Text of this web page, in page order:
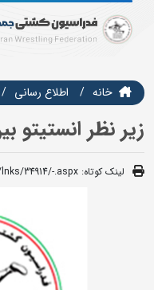
خانه اطلاع رسانی
زیر نظر انستیتو
لینک کوتاه: 34914/-.aspx